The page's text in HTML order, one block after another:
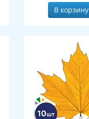
В корзину